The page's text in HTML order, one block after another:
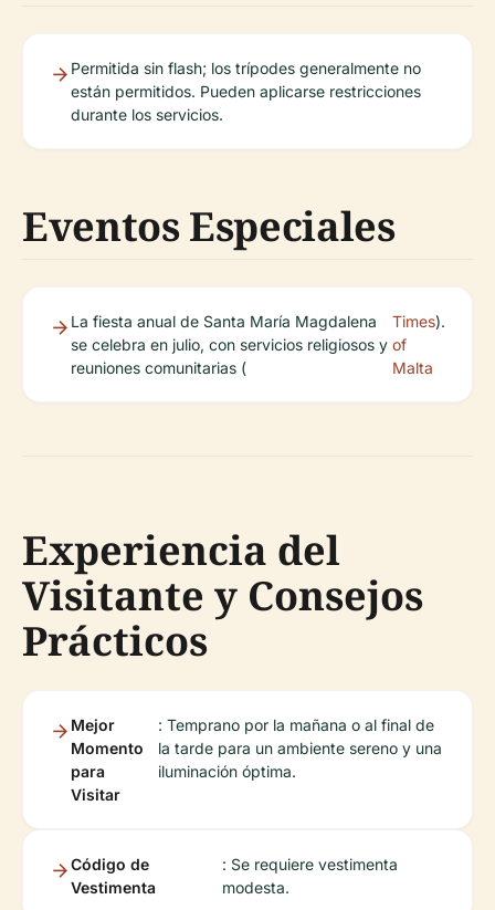
Permitida sin flash; los trípodes generalmente no
están permitidos. Pueden aplicarse restricciones
durante los servicios.
Eventos Especiales
La fiesta anual de Santa María Magdalena
se celebra en julio, con servicios religiosos y
reuniones comunitarias (
Times
of
Malta
).
Experiencia del
Visitante y Consejos
Prácticos
Mejor
Momento
para
Visitar
: Temprano por la mañana o al final de
la tarde para un ambiente sereno y una
iluminación óptima.
Código de
Vestimenta
: Se requiere vestimenta
modesta.